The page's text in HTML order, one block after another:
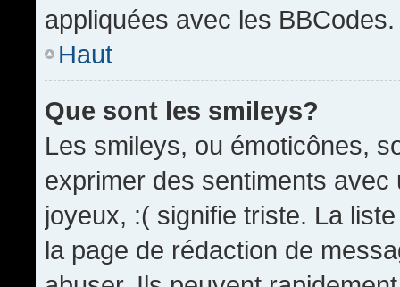
appliquées avec les BBCodes.
Haut
Que sont les smileys?
Les smileys, ou émoticônes,
exprimer des sentiments
joyeux, :( signifie triste. La
la page de rédaction de